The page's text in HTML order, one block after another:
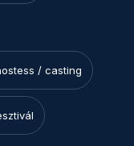
/ casting